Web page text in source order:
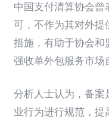
中国支付清算协会
可，不作为其对外提
措施，有助于协会和
强收单外包服务市场
分析人士认为，备案
业行为进行规范，提